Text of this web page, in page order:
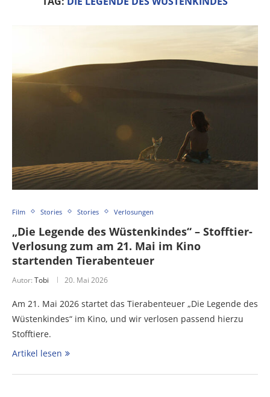
Film Stories Stories Verlosungen
„Die Legende des Wüstenkindes“ – Stofftier-
Verlosung zum am 21. Mai im Kino
startenden Tierabenteuer
Autor: Tobi 20. Mai 2026
Am 21. Mai 2026 startet das Tierabenteuer „Die Legende des
Wüstenkindes“ im Kino, und wir verlosen passend hierzu
Stofftiere.
Artikel lesen